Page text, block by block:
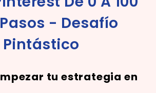
- Desafío
Pintástico
tu estrategia en